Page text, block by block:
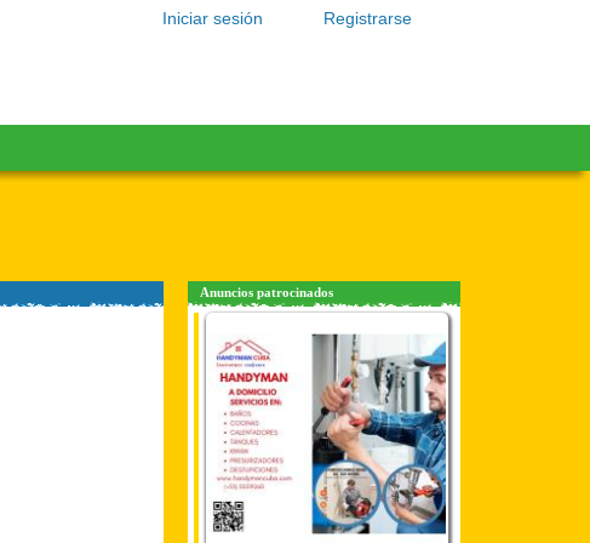
Registrarse
Iniciar sesión
Anuncios patrocinados